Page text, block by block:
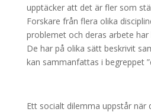
upptäcker att det är fler som
Forskare från flera olika
problemet och deras arbete
De har på olika sätt beskrivit
kan sammanfattas i begreppet
Ett socialt dilemma uppstår när